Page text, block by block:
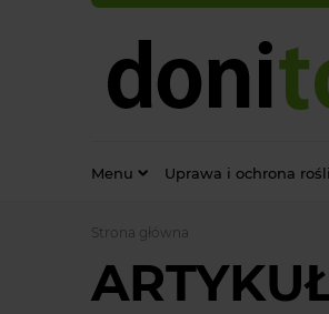
Menu Uprawa i ochrona
Strona główna